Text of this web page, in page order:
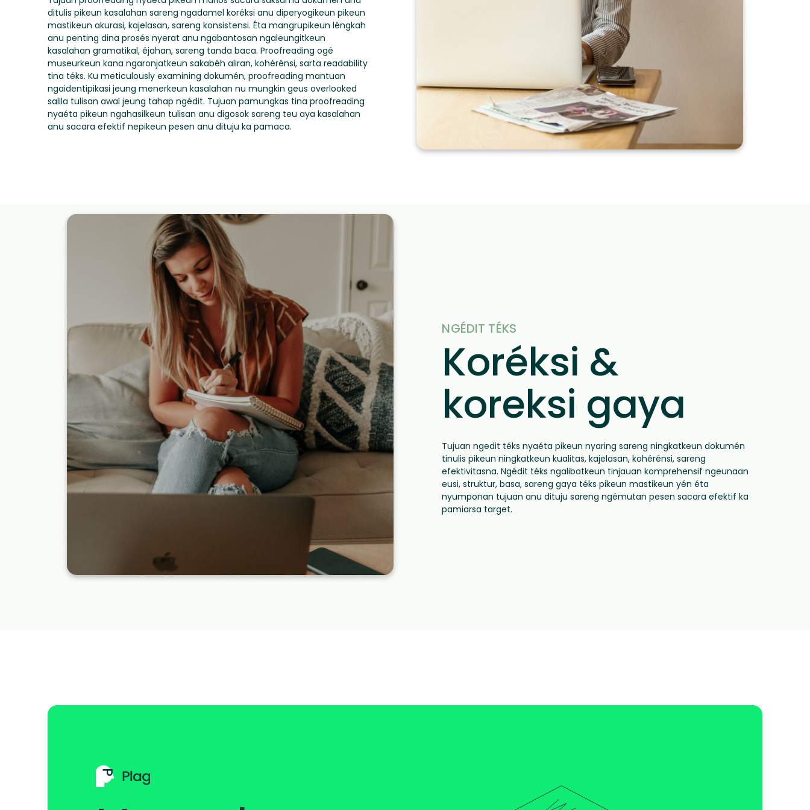
ditulis pikeun kasalahan sareng ngadamel koréksi anu diperyogikeun pikeun
mastikeun akurasi, kajelasan, sareng konsistensi. Éta mangrupikeun léngkah
anu penting dina prosés nyerat anu ngabantosan ngaleungitkeun
kasalahan gramatikal, éjahan, sareng tanda baca. Proofreading ogé
museurkeun kana ngaronjatkeun sakabéh aliran, kohérénsi, sarta readability
tina téks. Ku meticulously examining dokumén, proofreading mantuan
ngaidentipikasi jeung menerkeun kasalahan nu mungkin geus overlooked
salila tulisan awal jeung tahap ngédit. Tujuan pamungkas tina proofreading
nyaéta pikeun ngahasilkeun tulisan anu digosok sareng teu aya kasalahan
anu sacara efektif nepikeun pesen anu dituju ka pamaca.
NGÉDIT TÉKS
Koréksi &
koreksi gaya
Tujuan ngedit téks nyaéta pikeun nyaring sareng ningkatkeun dokumén
tinulis pikeun ningkatkeun kualitas, kajelasan, kohérénsi, sareng
efektivitasna. Ngédit téks ngalibatkeun tinjauan komprehensif ngeunaan
eusi, struktur, basa, sareng gaya téks pikeun mastikeun yén éta
nyumponan tujuan anu dituju sareng ngémutan pesen sacara efektif ka
pamiarsa target.